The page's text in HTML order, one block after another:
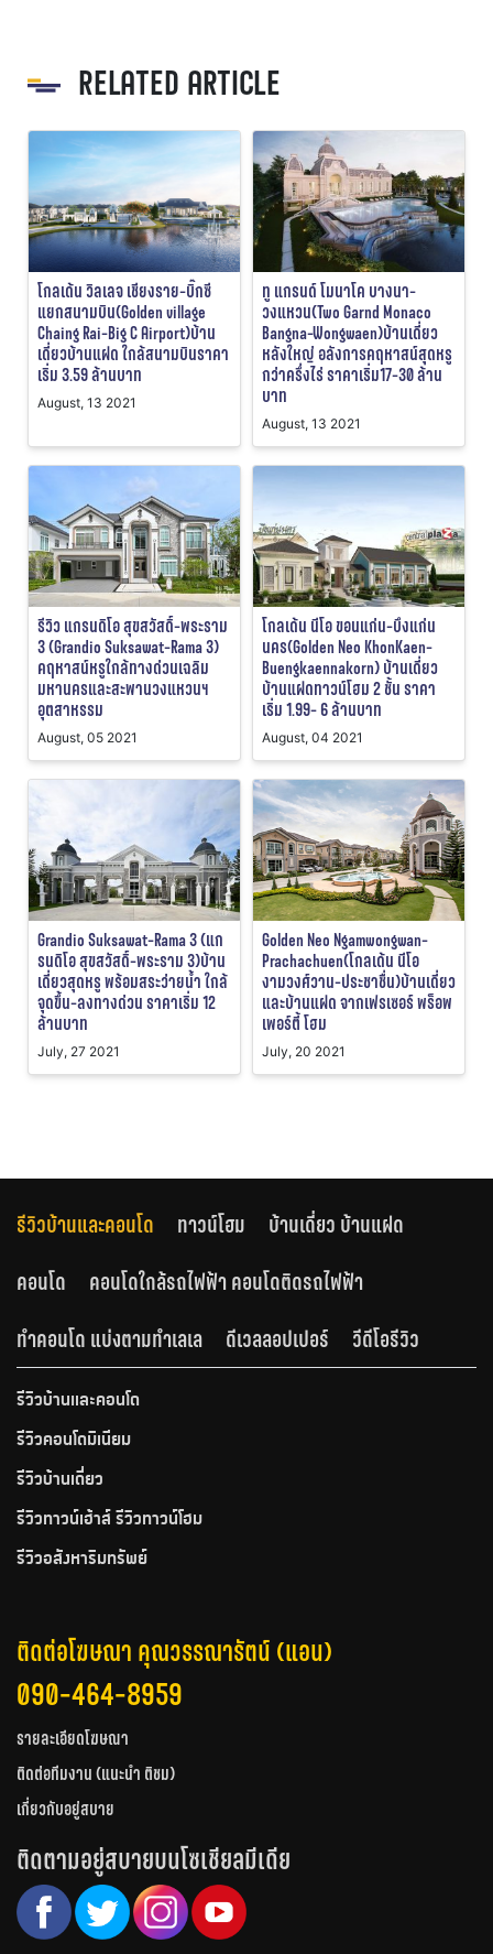
RELATED ARTICLE
โกลเด้น วิลเลจ เชียงราย-บิ๊กซี
แยกสนามบิน(Golden village
Chaing Rai-Big C Airport)บ้าน
เดี่ยวบ้านแฝด ใกล้สนามบินราคา
เริ่ม 3.59 ล้านบาท
August, 13 2021
ทู แกรนด์ โมนาโค บางนา-
วงแหวน(Two Garnd Monaco
Bangna-Wongwaen)บ้านเดี่ยว
หลังใหญ่ อลังการคฤหาสน์สุดหรู
กว่าครึ่งไร่ ราคาเริ่ม17-30 ล้าน
บาท
August, 13 2021
รีวิว แกรนดิโอ สุขสวัสดิ์-พระราม
3 (Grandio Suksawat-Rama 3)
คฤหาสน์หรูใกล้ทางด่วนเฉลิม
มหานครและสะพานวงแหวนฯ
อุตสาหรรม
August, 05 2021
โกลเด้น นีโอ ขอนแก่น-บึงแก่น
นคร(Golden Neo KhonKaen-
Buengkaennakorn) บ้านเดี่ยว
บ้านแฝดทาวน์โฮม 2 ชั้น ราคา
เริ่ม 1.99- 6 ล้านบาท
August, 04 2021
Grandio Suksawat-Rama 3 (แก
รนดิโอ สุขสวัสดิ์-พระราม 3)บ้าน
เดี่ยวสุดหรู พร้อมสระว่ายน้ำ ใกล้
จุดขึ้น-ลงทางด่วน ราคาเริ่ม 12
ล้านบาท
July, 27 2021
Golden Neo Ngamwongwan-
Prachachuen(โกลเด้น นีโอ
งามวงศ์วาน-ประชาชื่น)บ้านเดี่ยว
และบ้านแฝด จากเฟรเซอร์ พร็อพ
เพอร์ตี้ โฮม
July, 20 2021
รีวิวบ้านและคอนโด ทาวน์โฮม
บ้านเดี่ยว บ้านแฝด
คอนโด
คอนโดใกล้รถไฟฟ้า คอนโดติดรถไฟฟ้า
ทำคอนโด แบ่งตามทำเลเล
ดีเวลลอปเปอร์ วีดีโอรีวิว
รีวิวบ้านและคอนโด
รีวิวคอนโดมิเนียม
รีวิวบ้านเดี่ยว
รีวิวทาวน์เฮ้าส์ รีวิวทาวน์โฮม
รีวิวอสังหาริมทรัพย์
ติดต่อโฆษณา คุณวรรณารัตน์ (แอน)
090-464-8959
รายละเอียดโฆษณา
ติดต่อทีมงาน (แนะนำ ติชม)
เกี่ยวกับอยู่สบาย
ติดตามอยู่สบายบนโซเชียลมีเดีย